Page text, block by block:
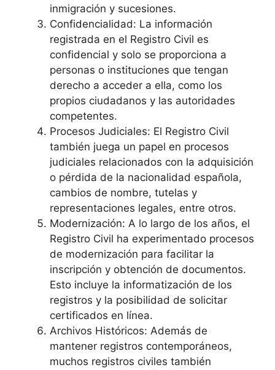
inmigración y sucesiones.
Confidencialidad: La información
registrada en el Registro Civil es
confidencial y solo se proporciona a
personas o instituciones que tengan
derecho a acceder a ella, como los
propios ciudadanos y las autoridades
competentes.
Procesos Judiciales: El Registro Civil
también juega un papel en procesos
judiciales relacionados con la adquisición
o pérdida de la nacionalidad española,
cambios de nombre, tutelas y
representaciones legales, entre otros.
Modernización: A lo largo de los años, el
Registro Civil ha experimentado procesos
de modernización para facilitar la
inscripción y obtención de documentos.
Esto incluye la informatización de los
registros y la posibilidad de solicitar
certificados en línea.
Archivos Históricos: Además de
mantener registros contemporáneos,
muchos registros civiles también